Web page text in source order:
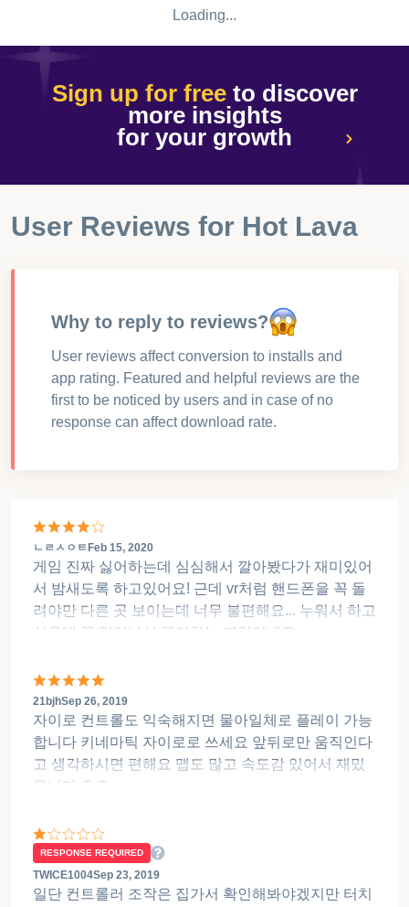
Loading...
Sign up for freeto discover
more insights
for your growth
User Reviews for Hot Lava
Why to reply to reviews?
User reviews affect conversion to installs and
app rating. Featured and helpful reviews are the
first to be noticed by users and in case of no
response can affect download rate.
ㄴㄹㅅㅇㅌ Feb 15, 2020
게임 진짜 싫어하는데 심심해서 깔아봤다가 재미있어
서 밤새도록 하고있어요! 근데 vr처럼 핸드폰을 꼭 돌
려야만 다른 곳 보이는데 너무 불편해요... 누워서 하고
싶은데 꼭 일어나서 해야하는 게임이네요...
21bjhSep 26, 2019
자이로 컨트롤도 익숙해지면 물아일체로 플레이 가능
합니다 키네마틱 자이로로 쓰세요 앞뒤로만 움직인다
고 생각하시면 편해요 맵도 많고 속도감 있어서 재밌
읍니다 호호
RESPONSE REQUIRED
TWICE1004Sep 23, 2019
일단 컨트롤러 조작은 집가서 확인해봐야겠지만 터치